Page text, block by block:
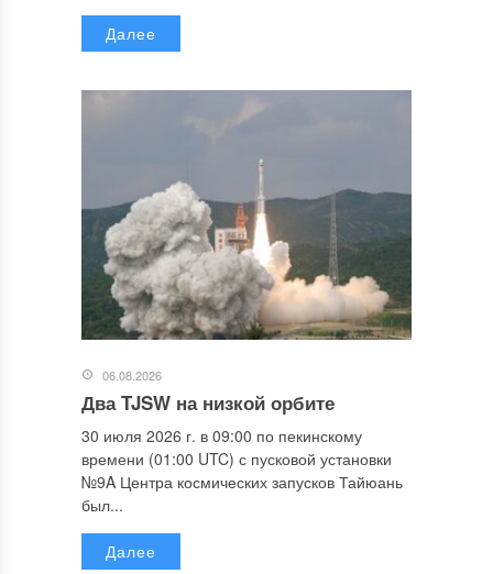
Далее
06.08.2026
Два TJSW на низкой орбите
30 июля 2026 г. в 09:00 по пекинскому
времени (01:00 UTC) с пусковой установки
№9A Центра космических запусков Тайюань
был...
Далее